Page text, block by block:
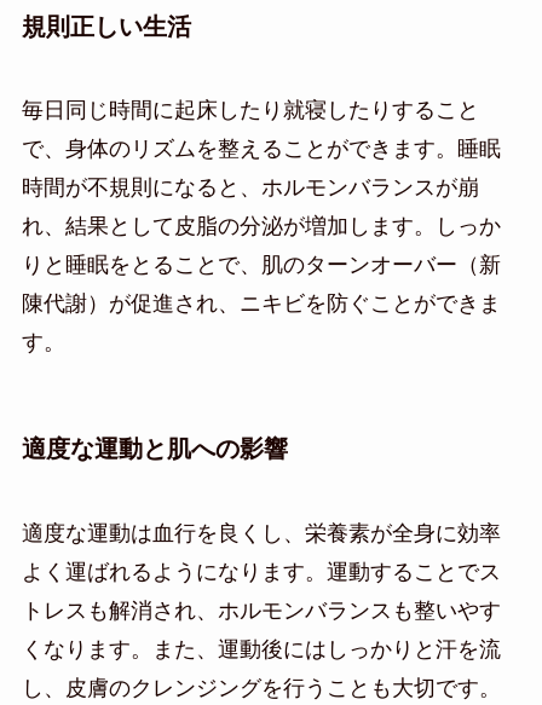
規則正しい生活
毎日同じ時間に起床したり就寝したりすること
で、身体のリズムを整えることができます。睡眠
時間が不規則になると、ホルモンバランスが崩
れ、結果として皮脂の分泌が増加します。しっか
りと睡眠をとることで、肌のターンオーバー（新
陳代謝）が促進され、ニキビを防ぐことができま
す。
適度な運動と肌への影響
適度な運動は血行を良くし、栄養素が全身に効率
よく運ばれるようになります。運動することでス
トレスも解消され、ホルモンバランスも整いやす
くなります。また、運動後にはしっかりと汗を流
し、皮膚のクレンジングを行うことも大切です。